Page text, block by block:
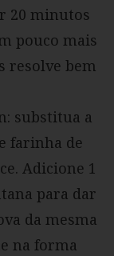
20 minutos
pouco mais
resolve bem
substitua a
farinha de
Adicione 1
para dar
da mesma
na forma